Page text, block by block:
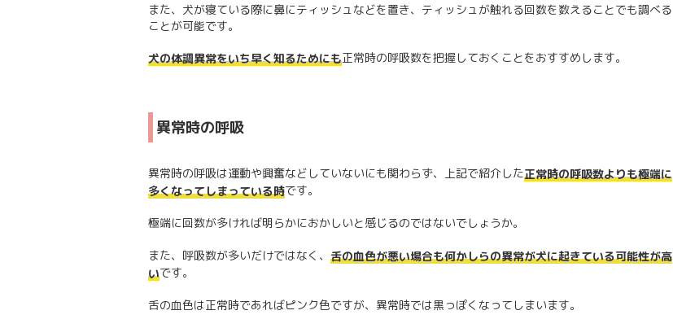
また、犬が寝ている際に鼻にティッシュなどを置き、ティッシュが触れる回数を数えることでも調べる
ことが可能です。
犬の体調異常をいち早く知るためにも正常時の呼吸数を把握しておくことをおすすめします。
異常時の呼吸
異常時の呼吸は運動や興奮などしていないにも関わらず、上記で紹介した正常時の呼吸数よりも極端に
多くなってしまっている時です。
極端に回数が多ければ明らかにおかしいと感じるのではないでしょうか。
また、呼吸数が多いだけではなく、 舌の血色が悪い場合も何かしらの異常が犬に起きている可能性が高
いです。
舌の血色は正常時であればピンク色ですが、異常時では黒っぽくなってしまいます。